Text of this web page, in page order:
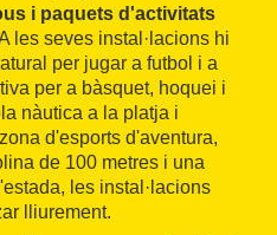
i paquets d'activitats
les seves instal·lacions hi
per jugar a futbol i a
per a bàsquet, hoquei i
nàutica a la platja i
d'esports d'aventura,
de 100 metres i una
les instal·lacions
lliurement.